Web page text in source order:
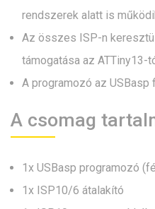
rendszerek alatt is
Az összes ISP-n
támogatása az ATTiny13-
A programozó az
A csomag
1x USBasp programozó
1x ISP10/6 átalakító